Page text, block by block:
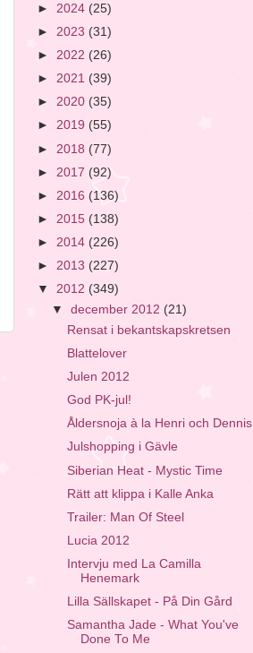
► 2024 (25)
► 2023 (31)
► 2022 (26)
► 2021 (39)
► 2020 (35)
► 2019 (55)
► 2018 (77)
► 2017 (92)
► 2016 (136)
► 2015 (138)
► 2014 (226)
► 2013 (227)
▼ 2012 (349)
▼december 2012 (21)
Rensat i bekantskapskretsen
Blattelover
Julen 2012
God PK-jul!
Åldersnoja à la Henri och Dennis
Julshopping i Gävle
Siberian Heat - Mystic Time
Rätt att klippa i Kalle Anka
Trailer: Man Of Steel
Lucia 2012
Intervju med La Camilla
Henemark
Lilla Sällskapet - På Din Gård
Samantha Jade - What You've
Done To Me